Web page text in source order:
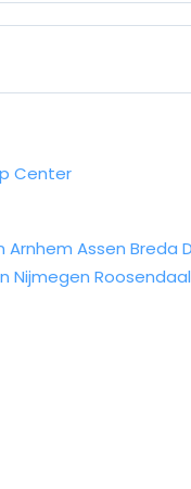
Center
Arnhem Assen Breda
Nijmegen Roosendaal